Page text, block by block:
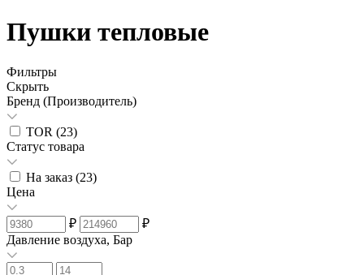
Пушки тепловые
Фильтры
Скрыть
Бренд (Производитель)
TOR (23)
Статус товара
На заказ (23)
Цена
₽
₽
Давление воздуха, Бар